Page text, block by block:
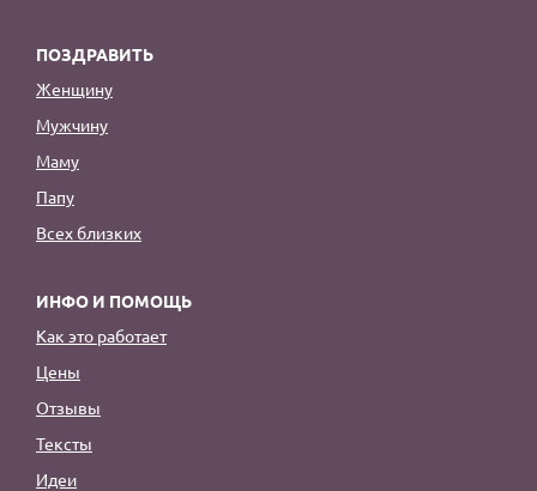
ПОЗДРАВИТЬ
Женщину
Мужчину
Маму
Папу
Всех близких
ИНФО И ПОМОЩЬ
Как это работает
Цены
Отзывы
Тексты
Идеи